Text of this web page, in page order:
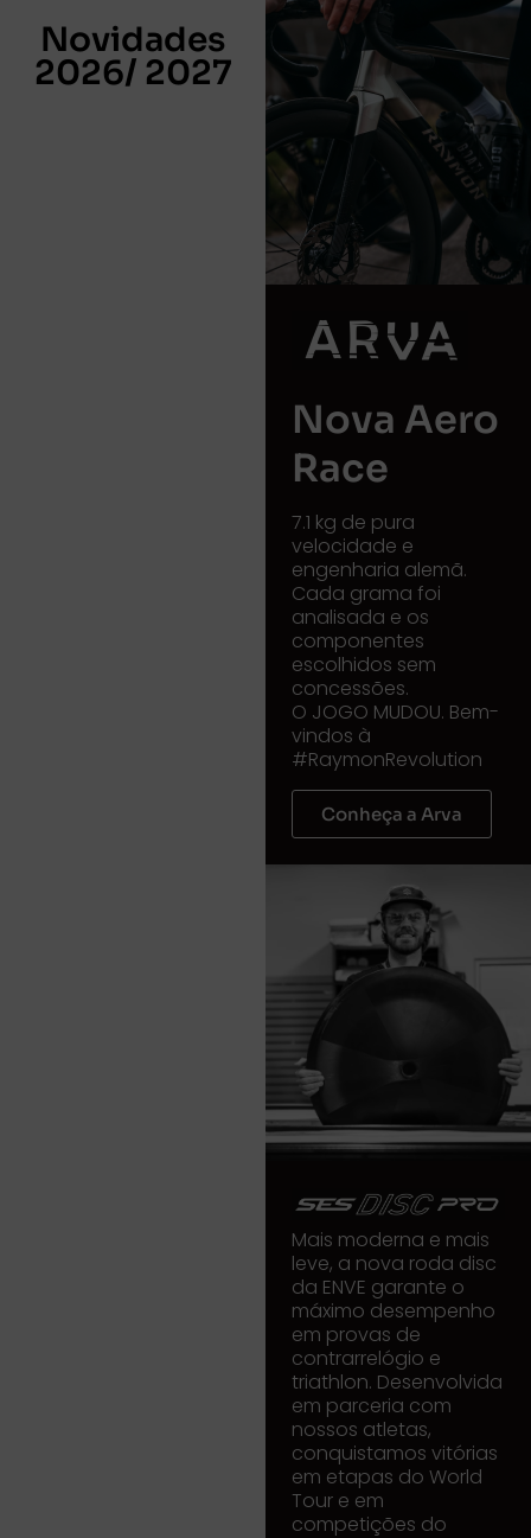
Novidades
2026/ 2027
Nova Aero
Race
7.1 kg de pura
velocidade e
engenharia alemã.
Cada grama foi
analisada e os
componentes
escolhidos sem
concessões.
O JOGO MUDOU. Bem-
vindos à
#RaymonRevolution
Conheça a Arva
Mais moderna e mais
leve, a nova roda disc
da ENVE garante o
máximo desempenho
em provas de
contrarrelógio e
triathlon. Desenvolvida
em parceria com
nossos atletas,
conquistamos vitórias
em etapas do World
Tour e em
competições do